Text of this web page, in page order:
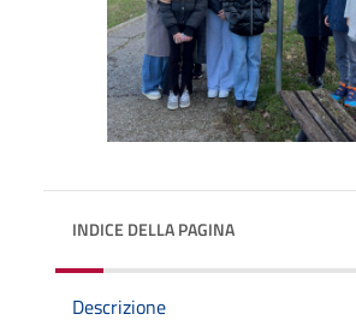
INDICE DELLA PAGINA
Descrizione